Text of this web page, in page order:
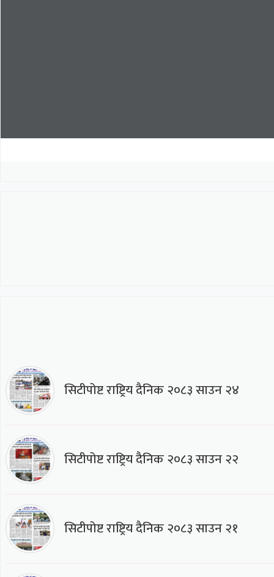
सिटीपोष्ट राष्ट्रिय दैनिक २०८३ साउन २४
सिटीपोष्ट राष्ट्रिय दैनिक २०८३ साउन २२
सिटीपोष्ट राष्ट्रिय दैनिक २०८३ साउन २१